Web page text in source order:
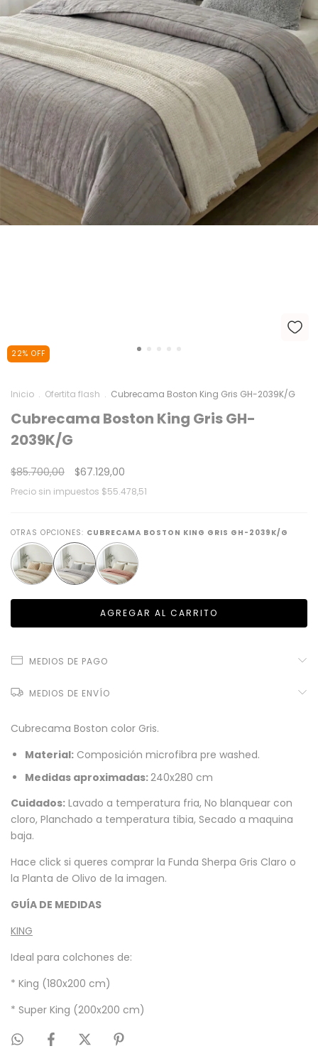
22% OFF
Inicio . Ofertita flash . Cubrecama Boston King Gris GH-2039K/G
Cubrecama Boston King Gris GH-
2039K/G
$85.700,00 $67.129,00
Precio sin impuestos $55.478,51
OTRAS OPCIONES: CUBRECAMA BOSTON KING GRIS GH-2039K/G
MEDIOS DE PAGO
MEDIOS DE ENVÍO
Cubrecama Boston color Gris.
Material: Composición microfibra pre washed.
Medidas aproximadas:240x280 cm
Cuidados: Lavado a temperatura fria, No blanquear con
cloro, Planchado a temperatura tibia, Secado a maquina
baja.
Hace click si queres comprar la Funda Sherpa Gris Claro o
la Planta de Olivo de la imagen.
GUÍA DE MEDIDAS
KING
Ideal para colchones de:
* King (180x200 cm)
* Super King (200x200 cm)